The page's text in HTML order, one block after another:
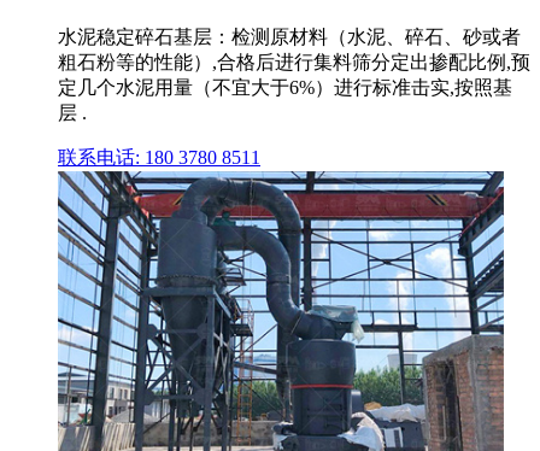
水泥稳定碎石基层：检测原材料（水泥、碎石、砂或者
粗石粉等的性能）,合格后进行集料筛分定出掺配比例,预
定几个水泥用量（不宜大于6%）进行标准击实,按照基
层 .
联系电话: 180 3780 8511